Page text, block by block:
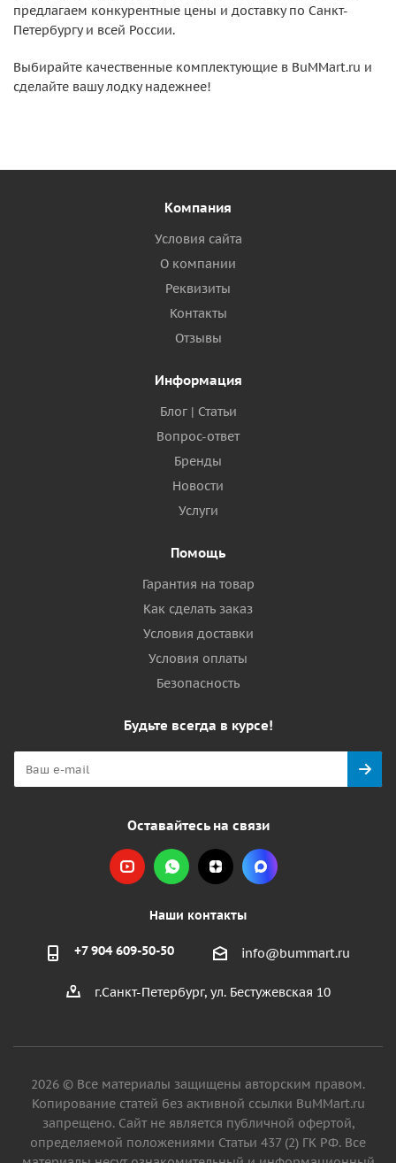
предлагаем конкурентные цены и доставку по Санкт-
Петербургу и всей России.
Выбирайте качественные комплектующие в BuMMart.ru и
сделайте вашу лодку надежнее!
Компания
Условия сайта
О компании
Реквизиты
Контакты
Отзывы
Информация
Блог | Статьи
Вопрос-ответ
Бренды
Новости
Услуги
Помощь
Гарантия на товар
Как сделать заказ
Условия доставки
Условия оплаты
Безопасность
Будьте всегда в курсе!
Оставайтесь на связи
Наши контакты
+7 904 609-50-50 info@bummart.ru
г.Санкт-Петербург, ул. Бестужевская 10
2026 © Все материалы защищены авторским правом.
Копирование статей без активной ссылки BuMMart.ru
запрещено. Сайт не является публичной офертой,
определяемой положениями Статьи 437 (2) ГК РФ. Все